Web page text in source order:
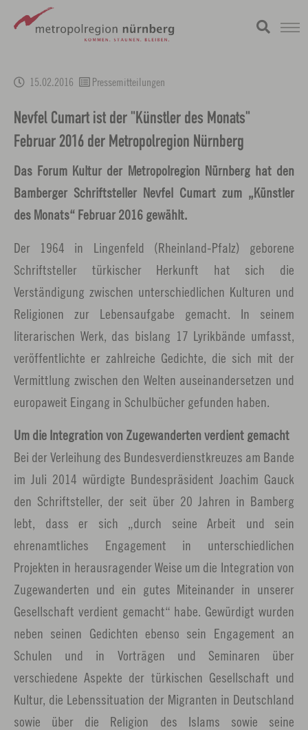
Hauptinhalt
15.02.2016 Pressemitteilungen
Nevfel Cumart ist der "Künstler des Monats"
Februar 2016 der Metropolregion Nürnberg
Das Forum Kultur der Metropolregion Nürnberg hat den
Bamberger Schriftsteller Nevfel Cumart zum „Künstler
des Monats“ Februar 2016 gewählt.
Der 1964 in Lingenfeld (Rheinland-Pfalz) geborene
Schriftsteller türkischer Herkunft hat sich die
Verständigung zwischen unterschiedlichen Kulturen und
Religionen zur Lebensaufgabe gemacht. In seinem
literarischen Werk, das bislang 17 Lyrikbände umfasst,
veröffentlichte er zahlreiche Gedichte, die sich mit der
Vermittlung zwischen den Welten auseinandersetzen und
europaweit Eingang in Schulbücher gefunden haben.
Um die Integration von Zugewanderten verdient gemacht
Bei der Verleihung des Bundesverdienstkreuzes am Bande
im Juli 2014 würdigte Bundespräsident Joachim Gauck
den Schriftsteller, der seit über 20 Jahren in Bamberg
lebt, dass er sich „durch seine Arbeit und sein
ehrenamtliches Engagement in unterschiedlichen
Projekten in herausragender Weise um die Integration von
Zugewanderten und ein gutes Miteinander in unserer
Gesellschaft verdient gemacht“ habe. Gewürdigt wurden
neben seinen Gedichten ebenso sein Engagement an
Schulen und in Vorträgen und Seminaren über
verschiedene Aspekte der türkischen Gesellschaft und
Kultur, die Lebenssituation der Migranten in Deutschland
sowie über die Religion des Islams sowie seine